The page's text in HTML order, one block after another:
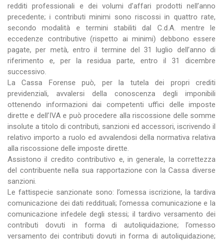
redditi professionali e dei volumi d’affari prodotti nell’anno
precedente; i contributi minimi sono riscossi in quattro rate,
secondo modalità e termini stabiliti dal C.d.A. mentre le
eccedenze contributive (rispetto ai minimi) debbono essere
pagate, per metà, entro il termine del 31 luglio dell’anno di
riferimento e, per la residua parte, entro il 31 dicembre
successivo.
La Cassa Forense può, per la tutela dei propri crediti
previdenziali, avvalersi della conoscenza degli imponibili
ottenendo informazioni dai competenti uffici delle imposte
dirette e dell’IVA e può procedere alla riscossione delle somme
insolute a titolo di contributi, sanzioni ed accessori, iscrivendo il
relativo importo a ruolo ed avvalendosi della normativa relativa
alla riscossione delle imposte dirette.
Assistono il credito contributivo e, in generale, la correttezza
del contribuente nella sua rapportazione con la Cassa diverse
sanzioni.
Le fattispecie sanzionate sono: l’omessa iscrizione, la tardiva
comunicazione dei dati reddituali; l’omessa comunicazione e la
comunicazione infedele degli stessi; il tardivo versamento dei
contributi dovuti in forma di autoliquidazione; l’omesso
versamento dei contributi dovuti in forma di autoliquidazione;